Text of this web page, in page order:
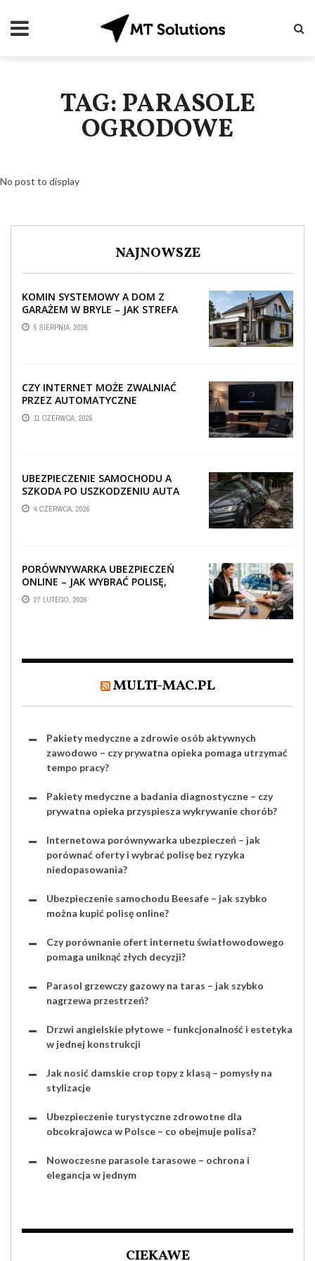
TAG: PARASOLE
OGRODOWE
No post to display
NAJNOWSZE
KOMIN SYSTEMOWY A DOM Z
GARAŻEM W BRYLE – JAK STREFA
TECHNICZNA WPŁYWA NA
PROWADZENIE ...
5 SIERPNIA, 2026
CZY INTERNET MOŻE ZWALNIAĆ
PRZEZ AUTOMATYCZNE
AKTUALIZACJE SYSTEMÓW SMART
TV?
11 CZERWCA, 2026
UBEZPIECZENIE SAMOCHODU A
SZKODA PO USZKODZENIU AUTA
PRZEZ SPADAJĄCY FRAGMENT
OGRODZENIA
4 CZERWCA, 2026
PORÓWNYWARKA UBEZPIECZEŃ
ONLINE – JAK WYBRAĆ POLISĘ,
KTÓRA REALNIE CHRONI TWÓJ
MAJĄTEK?
27 LUTEGO, 2026
MULTI-MAC.PL
Pakiety medyczne a zdrowie osób aktywnych
zawodowo – czy prywatna opieka pomaga utrzymać
tempo pracy?
Pakiety medyczne a badania diagnostyczne – czy
prywatna opieka przyspiesza wykrywanie chorób?
Internetowa porównywarka ubezpieczeń – jak
porównać oferty i wybrać polisę bez ryzyka
niedopasowania?
Ubezpieczenie samochodu Beesafe – jak szybko
można kupić polisę online?
Czy porównanie ofert internetu światłowodowego
pomaga uniknąć złych decyzji?
Parasol grzewczy gazowy na taras – jak szybko
nagrzewa przestrzeń?
Drzwi angielskie płytowe – funkcjonalność i estetyka
w jednej konstrukcji
Jak nosić damskie crop topy z klasą – pomysły na
stylizacje
Ubezpieczenie turystyczne zdrowotne dla
obcokrajowca w Polsce – co obejmuje polisa?
Nowoczesne parasole tarasowe – ochrona i
elegancja w jednym
CIEKAWE